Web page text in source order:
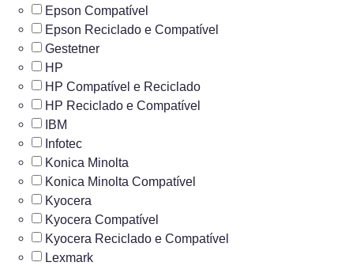
Epson Compatível
Epson Reciclado e Compatível
Gestetner
HP
HP Compatível e Reciclado
HP Reciclado e Compatível
IBM
Infotec
Konica Minolta
Konica Minolta Compatível
Kyocera
Kyocera Compatível
Kyocera Reciclado e Compatível
Lexmark